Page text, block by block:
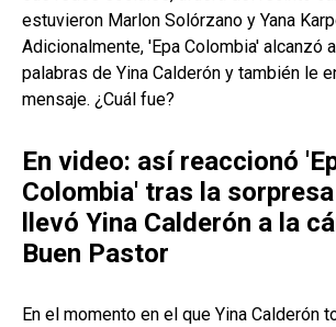
estuvieron Marlon Solórzano y Yana
Adicionalmente, 'Epa Colombia' alcanzó
palabras de Yina Calderón y también le
mensaje. ¿Cuál fue?
En video: así reaccionó
Colombia' tras la
llevó Yina Calderón a la
Buen Pastor
En el momento en el que Yina Calderón